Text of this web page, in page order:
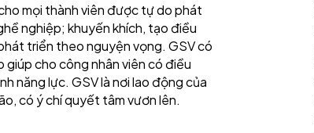
mọi thành viên được tự do phát
nghiệp; khuyến khích, tạo điều
triển theo nguyện vọng. GSV có
giúp cho công nhân viên có điều
năng lực. GSV là nơi lao động của
có ý chí quyết tâm vươn lên.